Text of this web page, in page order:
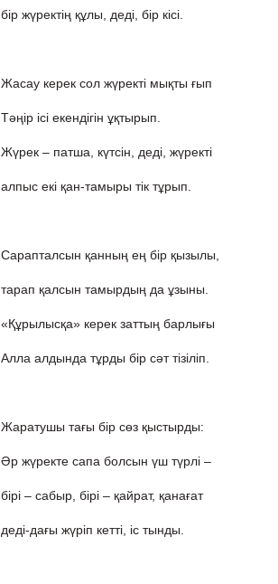
бір жүректің құлы, деді, бір кісі.
Жасау керек сол жүректі мықты ғып
Тәңір ісі екендігін ұқтырып.
Жүрек – патша, күтсін, деді, жүректі
алпыс екі қан-тамыры тік тұрып.
Сарапталсын қанның ең бір қызылы,
тарап қалсын тамырдың да ұзыны.
«Құрылысқа» керек заттың барлығы
Алла алдында тұрды бір сәт тізіліп.
Жаратушы тағы бір сөз қыстырды:
Әр жүректе сапа болсын үш түрлі –
бірі – сабыр, бірі – қайрат, қанағат
деді-дағы жүріп кетті, іс тынды.